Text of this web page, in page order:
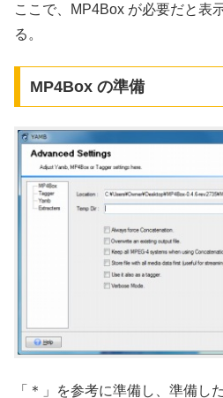
ここで、MP4Box が必要だと表
る。
MP4Box の準備
「＊」を参考に準備し、準備し